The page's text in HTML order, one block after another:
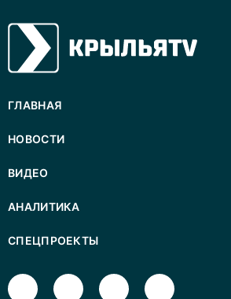
ГЛАВНАЯ
НОВОСТИ
ВИДЕО
АНАЛИТИКА
СПЕЦПРОЕКТЫ